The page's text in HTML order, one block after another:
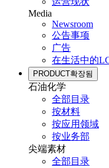
Media
Newsroom
公告事项
广告
在生活中的
PRODUCT확장됨
石油化学
全部目录
按材料
按应用领域
按业务部
尖端素材
全部目录